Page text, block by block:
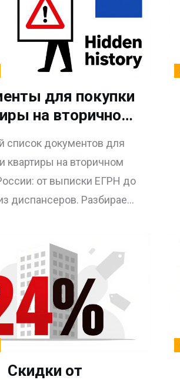
для покупки
на вторичном
пояснениями
список документов для
квартиры на вторичном
от выписки ЕГРН до
диспансеров. Разбираем
годы.
Скидки от